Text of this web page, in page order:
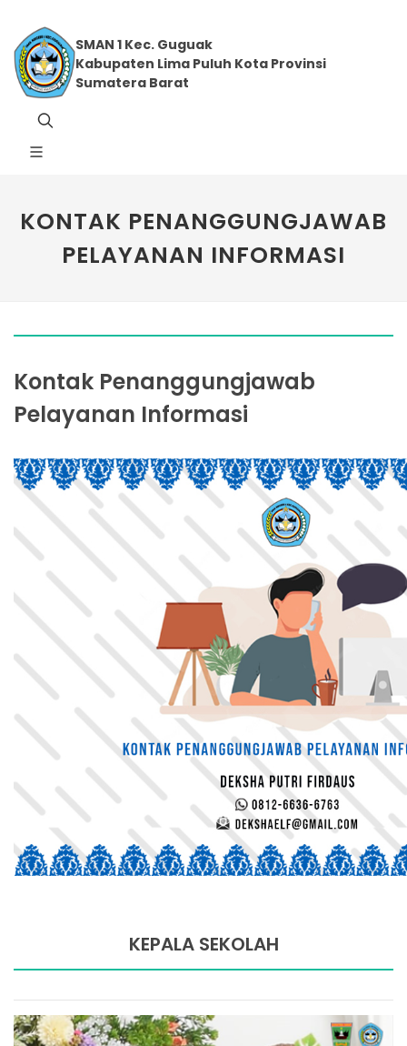
SMAN 1 Kec. Guguak
Kabupaten Lima Puluh Kota Provinsi
Sumatera Barat
KONTAK PENANGGUNGJAWAB
PELAYANAN INFORMASI
KEPALA SEKOLAH
Kontak Penanggungjawab
Pelayanan Informasi